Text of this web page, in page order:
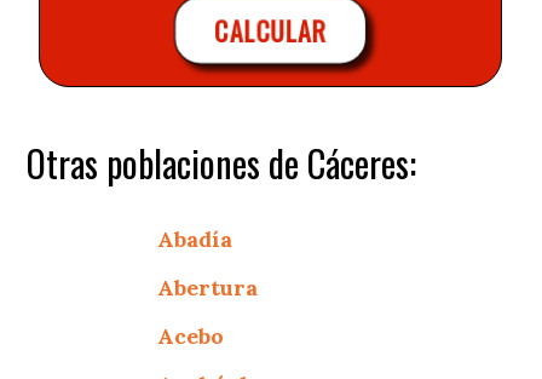
CALCULAR
Otras poblaciones de Cáceres:
Abadía
Abertura
Acebo